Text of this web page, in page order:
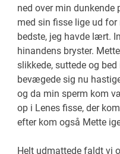
ned over min
med sin fisse lige ud
bedste, jeg havde lært.
hinandens bryster.
slikkede, suttede og
bevægede sig nu
og da min sperm kom
op i Lenes fisse, der
efter kom også Mette
Helt udmattede faldt vi